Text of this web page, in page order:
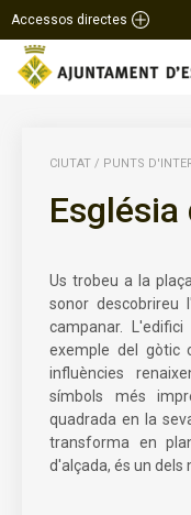
Accessos directes
CIUTAT / PUNTS
Església
Us trobeu a la
sonor descobrireu
campanar.
exemple del gòtic
influències
símbols més
quadrada en la
transforma en
d'alçada, és un dels